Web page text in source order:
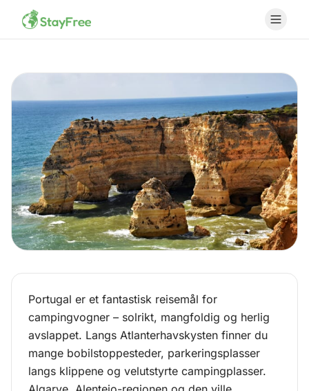
Camping i Portugal
Portugal er et fantastisk reisemål for
campingvogner – solrikt, mangfoldig og herlig
avslappet. Langs Atlanterhavskysten finner du
mange bobilstoppesteder, parkeringsplasser
langs klippene og velutstyrte campingplasser.